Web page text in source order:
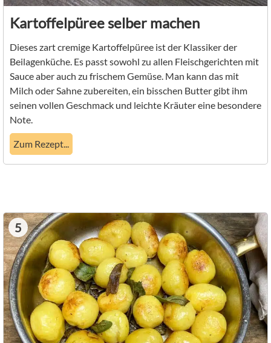
Kartoffelpüree selber machen
Dieses zart cremige Kartoffelpüree ist der Klassiker der
Beilagenküche. Es passt sowohl zu allen Fleischgerichten mit
Sauce aber auch zu frischem Gemüse. Man kann das mit
Milch oder Sahne zubereiten, ein bisschen Butter gibt ihm
seinen vollen Geschmack und leichte Kräuter eine besondere
Note.
Zum Rezept...
5